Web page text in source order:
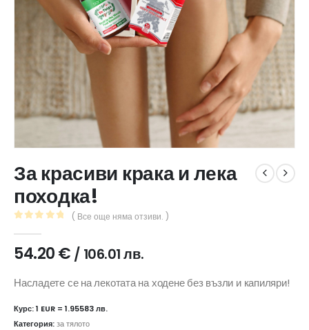
За красиви крака и лека
походка!
( Все още няма отзиви. )
54.20€ / 106.01 лв.
Насладете се на лекотата на ходене без възли и капиляри!
Курс: 1 EUR = 1.95583 лв.
Категория:за тялото